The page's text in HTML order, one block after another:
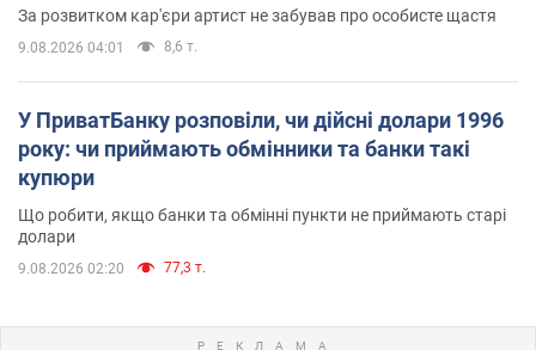
За розвитком кар'єри артист не забував про особисте щастя
9.08.2026 04:01 8,6 т.
У ПриватБанку розповіли, чи дійсні долари 1996
року: чи приймають обмінники та банки такі
купюри
Що робити, якщо банки та обмінні пункти не приймають старі
долари
9.08.2026 02:20 77,3 т.